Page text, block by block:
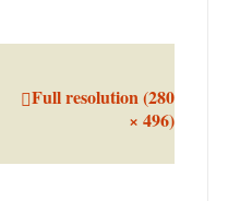
Full resolution (280
× 496)